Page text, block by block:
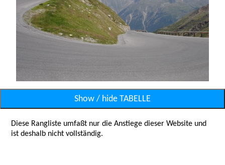
Show / hide TABELLE
Diese Rangliste umfaßt nur die Anstiege dieser Website und
ist deshalb nicht vollständig.